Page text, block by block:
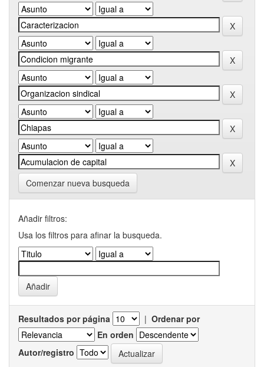
Comenzar nueva busqueda
Añadir filtros:
Usa los filtros para afinar la busqueda.
Resultados por página | Ordenar por
En orden
Autor/registro